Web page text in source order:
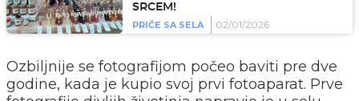
SRCEM!
PRIČE SA SELA
02/01/2026
Ozbiljnije se fotografijom počeo baviti pre dve
godine, kada je kupio svoj prvi fotoaparat. Prve